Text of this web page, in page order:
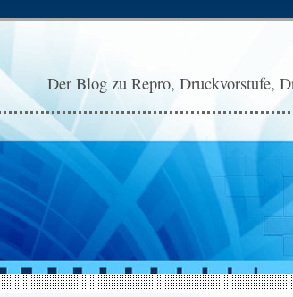
Der Blog zu Repro, Druckvorstufe,